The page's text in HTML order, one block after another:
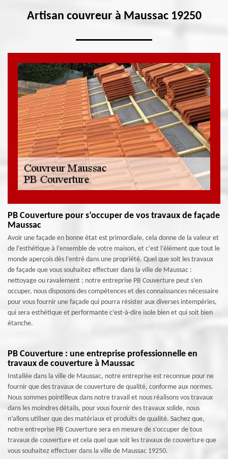
Artisan couvreur à Maussac 19250
PB Couverture pour s’occuper de vos travaux de façade
Maussac
Avoir une façade en bonne état est primordiale, cela donne de la valeur et
de l’esthétique à l’ensemble de votre maison, et c’est l’élément que tout le
monde aperçois dès l’entré dans une propriété. Quel que soit les travaux
de façade que vous souhaitez effectuer dans la ville de Maussac :
nettoyage ou ravalement ; notre entreprise PB Couverture peut s’en
occuper, nous disposons des compétences et des connaissances nécessaire
pour vous fournir une façade qui pourra résister aux diverses intempéries,
qui sera esthétique et performante c’est-à-dire isole bien et qui soit bien
étanche.
PB Couverture : une entreprise professionnelle en
travaux de couverture à Maussac
Installée dans la ville de Maussac, notre entreprise est reconnue pour ne
fournir que des travaux de couverture de qualité, conforme aux normes.
Nous sommes pointilleux dans notre travail et nous réalisons vos travaux
dans les moindres détails, pour vous fournir des travaux solide, nous
n’allons utiliser que des matériaux et produits de qualité. Sachez que,
notre entreprise PB Couverture sera en mesure de s’occuper de tous
travaux de couverture et cela quel que soit les travaux de couverture que
vous souhaitez effectuer dans la ville de Maussac 19250.